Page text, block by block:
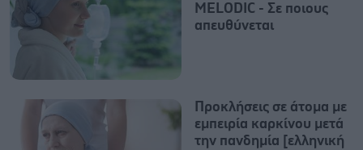
MELODIC - Σε ποιους
απευθύνεται
Προκλήσεις σε άτομα με
εμπειρία καρκίνου μετά
την πανδημία [ελληνική